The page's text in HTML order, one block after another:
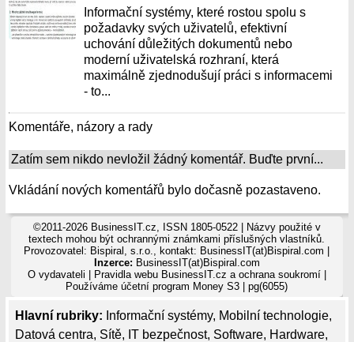
Hlavní rubriky: Informační systémy, Mobilní technologie,
Datová centra, Sítě, IT bezpečnost, Software, Hardware,
Informační systémy, které rostou spolu s
požadavky svých uživatelů, efektivní
uchování důležitých dokumentů nebo
moderní uživatelská rozhraní, která
maximálně zjednodušují práci s informacemi
- to...
Komentáře, názory a rady
Zatím sem nikdo nevložil žádný komentář. Buďte první...
Vkládání nových komentářů bylo dočasně pozastaveno.
©2011-2026 BusinessIT.cz, ISSN 1805-0522 | Názvy použité v
textech mohou být ochrannými známkami příslušných vlastníků.
Provozovatel: Bispiral, s.r.o., kontakt: BusinessIT(at)Bispiral.com |
Inzerce: BusinessIT(at)Bispiral.com
O vydavateli
Pravidla webu BusinessIT.cz a ochrana soukromí|
Používámeúčetní program Money S3 | pg(6055)